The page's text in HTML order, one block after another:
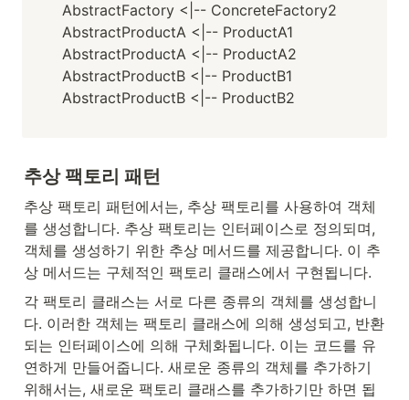
AbstractFactory <|-- ConcreteFactory2
AbstractProductA <|-- ProductA1
AbstractProductA <|-- ProductA2
AbstractProductB <|-- ProductB1
AbstractProductB <|-- ProductB2
추상 팩토리 패턴
추상 팩토리 패턴에서는, 추상 팩토리를 사용하여 객체
를 생성합니다. 추상 팩토리는 인터페이스로 정의되며,
객체를 생성하기 위한 추상 메서드를 제공합니다. 이 추
상 메서드는 구체적인 팩토리 클래스에서 구현됩니다.
각 팩토리 클래스는 서로 다른 종류의 객체를 생성합니
다. 이러한 객체는 팩토리 클래스에 의해 생성되고, 반환
되는 인터페이스에 의해 구체화됩니다. 이는 코드를 유
연하게 만들어줍니다. 새로운 종류의 객체를 추가하기
위해서는, 새로운 팩토리 클래스를 추가하기만 하면 됩